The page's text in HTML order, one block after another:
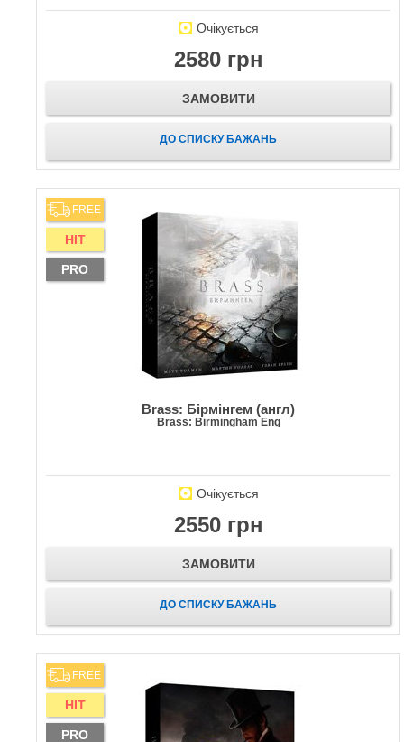
Очікується
2580 грн
ЗАМОВИТИ
ДО СПИСКУ БАЖАНЬ
FREE
HIT
PRO
Brass: Бірмінгем (англ)
Brass: Birmingham Eng
Очікується
2550 грн
ЗАМОВИТИ
ДО СПИСКУ БАЖАНЬ
FREE
HIT
PRO